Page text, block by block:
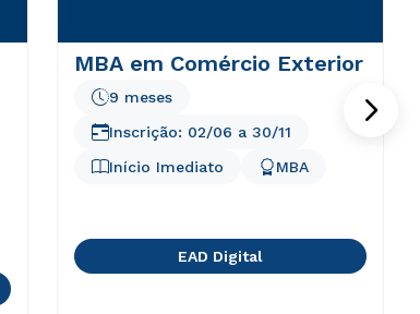
MBA em Comércio Exterior
Início Imediato
9 meses
MBA
Inscrição: 02/06 a 30/11
EAD Digital